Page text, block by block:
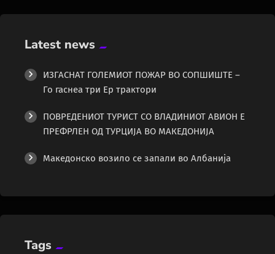
Latest news
ИЗГАСНАТ ГОЛЕМИОТ ПОЖАР ВО СОПШИШТЕ –
Го гаснеа три Ер трактори
ПОВРЕДЕНИОТ ТУРИСТ СО ВЛАДИНИОТ АВИОН Е
ПРЕФРЛЕН ОД ТУРЦИЈА ВО МАКЕДОНИЈА
Македонско возило се запали во Албанија
Tags